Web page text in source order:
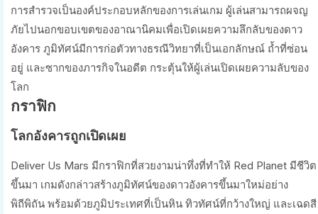
การสำรวจเป็นองค์ประกอบหลักของการเล่นเกม ผู้เล่นสามารถผจญ
ภัยไปนอกขอบเขตของอาณานิคมเพื่อเปิดเผยความลึกลับของดาว
อังคาร ภูมิทัศน์มีการก่อตัวทางธรณีวิทยาที่เป็นเอกลักษณ์ ถ้ำที่ซ่อน
อยู่ และซากของภารกิจในอดีต กระตุ้นให้ผู้เล่นเปิดเผยความลับของ
โลก
กราฟิก
โลกอังคารถูกเปิดเผย
Deliver Us Mars มีกราฟิกที่สวยงามน่าทึ่งที่ทำให้ Red Planet มีชีวิต
ขึ้นมา เกมดังกล่าวสร้างภูมิทัศน์ของดาวอังคารขึ้นมาใหม่อย่าง
พิถีพิถัน พร้อมด้วยภูมิประเทศที่เป็นหิน ทิวทัศน์ที่กว้างใหญ่ และเฉดสี